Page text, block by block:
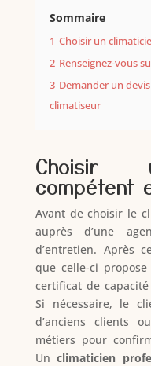
Sommaire
1 Choisir un
2 Renseignez-vous
3 Demander un
climatiseur
Choisir
compétent
Avant de choisir le
auprès d’une
d’entretien. Après
que celle-ci
certificat de
Si nécessaire, le
d’anciens clients
métiers pour
Unclimaticien